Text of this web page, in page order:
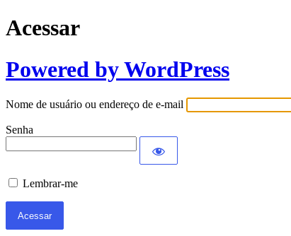
Acessar
Powered by WordPress
Nome de usuário ou endereço de e-mail
Senha
Lembrar-me